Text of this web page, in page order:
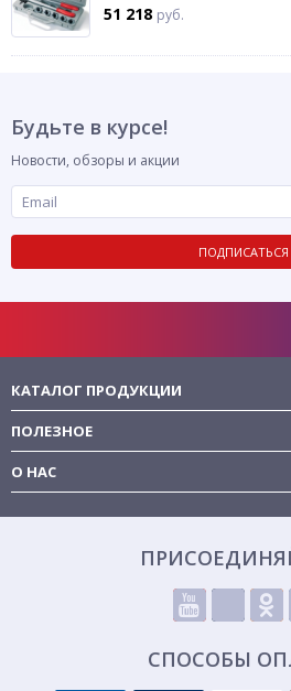
51 218 руб.
Будьте в курсе!
Новости, обзоры и акции
ПОДПИСАТЬСЯ
КАТАЛОГ ПРОДУКЦИИ
ПОЛЕЗНОЕ
О НАС
СПОСОБЫ